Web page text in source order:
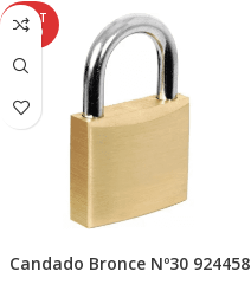
AGOT
ADO
Candado Bronce Nº30 924458